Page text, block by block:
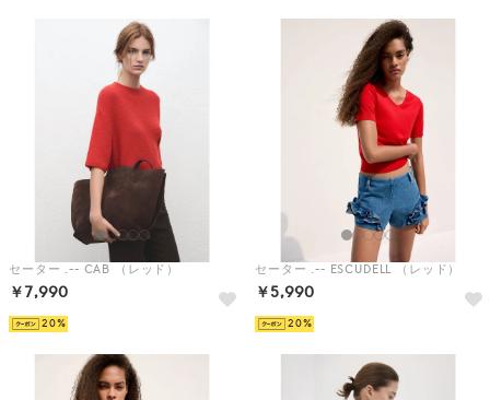
セーター .-- CAB （レッド）
￥7,990
20
セーター .-- ESCUDELL （レッド）
￥5,990
20